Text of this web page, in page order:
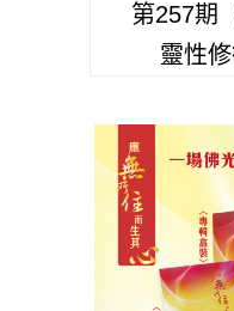
第257期
靈性